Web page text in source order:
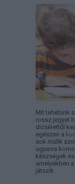
Mit tehetünk
rossz jegyet
dicsérettől
egészen a
sok múlik
ugyanis
készségek
amelyekben
játszik.